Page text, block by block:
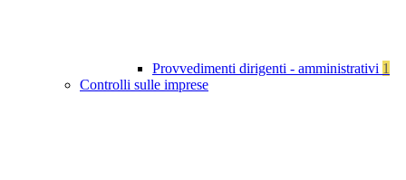
Provvedimenti dirigenti - amministrativi 1
Controlli sulle imprese